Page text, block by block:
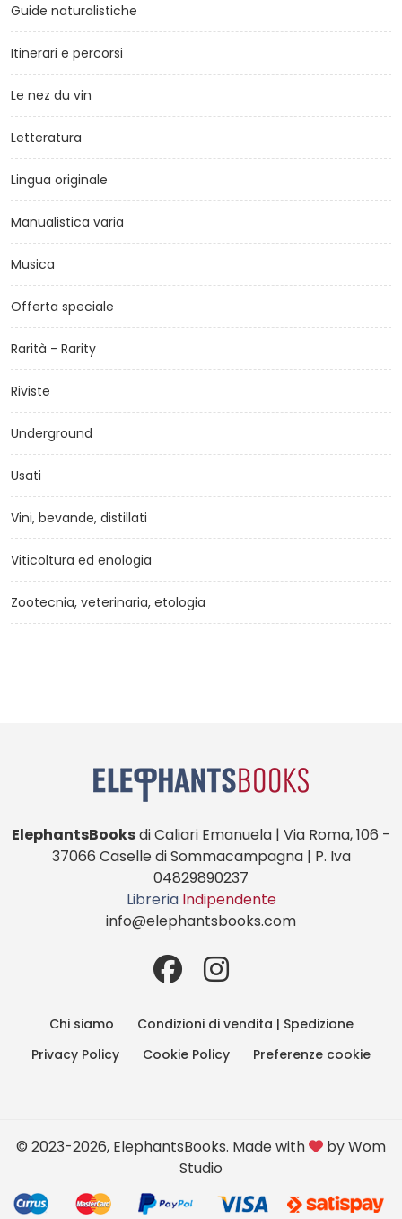
Guide naturalistiche
Itinerari e percorsi
Le nez du vin
Letteratura
Lingua originale
Manualistica varia
Musica
Offerta speciale
Rarità - Rarity
Riviste
Underground
Usati
Vini, bevande, distillati
Viticoltura ed enologia
Zootecnia, veterinaria, etologia
ElephantsBooksdi Caliari Emanuela | Via Roma, 106 -
37066 Caselle di Sommacampagna | P. Iva
04829890237
Libreria Indipendente
info@elephantsbooks.com
Chi siamo
Condizioni di vendita | Spedizione
Privacy Policy
Cookie Policy Preferenze cookie
© 2023-2026, ElephantsBooks. Made with byWom
Studio